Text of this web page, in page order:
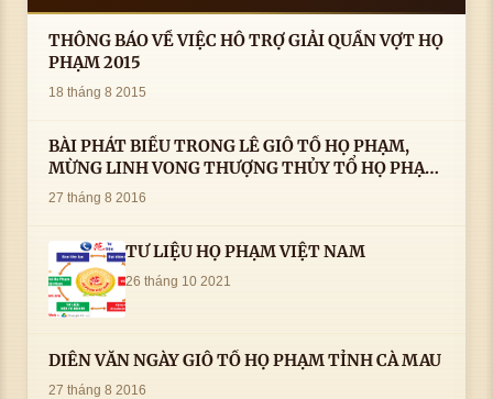
THÔNG BÁO VỀ VIỆC HỖ TRỢ GIẢI QUẦN VỢT HỌ
PHẠM 2015
18 tháng 8 2015
BÀI PHÁT BIỂU TRONG LÊ GIỖ TỔ HỌ PHẠM,
MỪNG LINH VONG THƯỢNG THỦY TỔ HỌ PHẠM
AN VỊ TAI CÀ MAU- ( 22/8/2016) CỦA LS.TS.NV.
27 tháng 8 2016
TƯ LIỆU HỌ PHẠM VIỆT NAM
26 tháng 10 2021
DIỄN VĂN NGÀY GIỖ TỔ HỌ PHẠM TỈNH CÀ MAU
27 tháng 8 2016